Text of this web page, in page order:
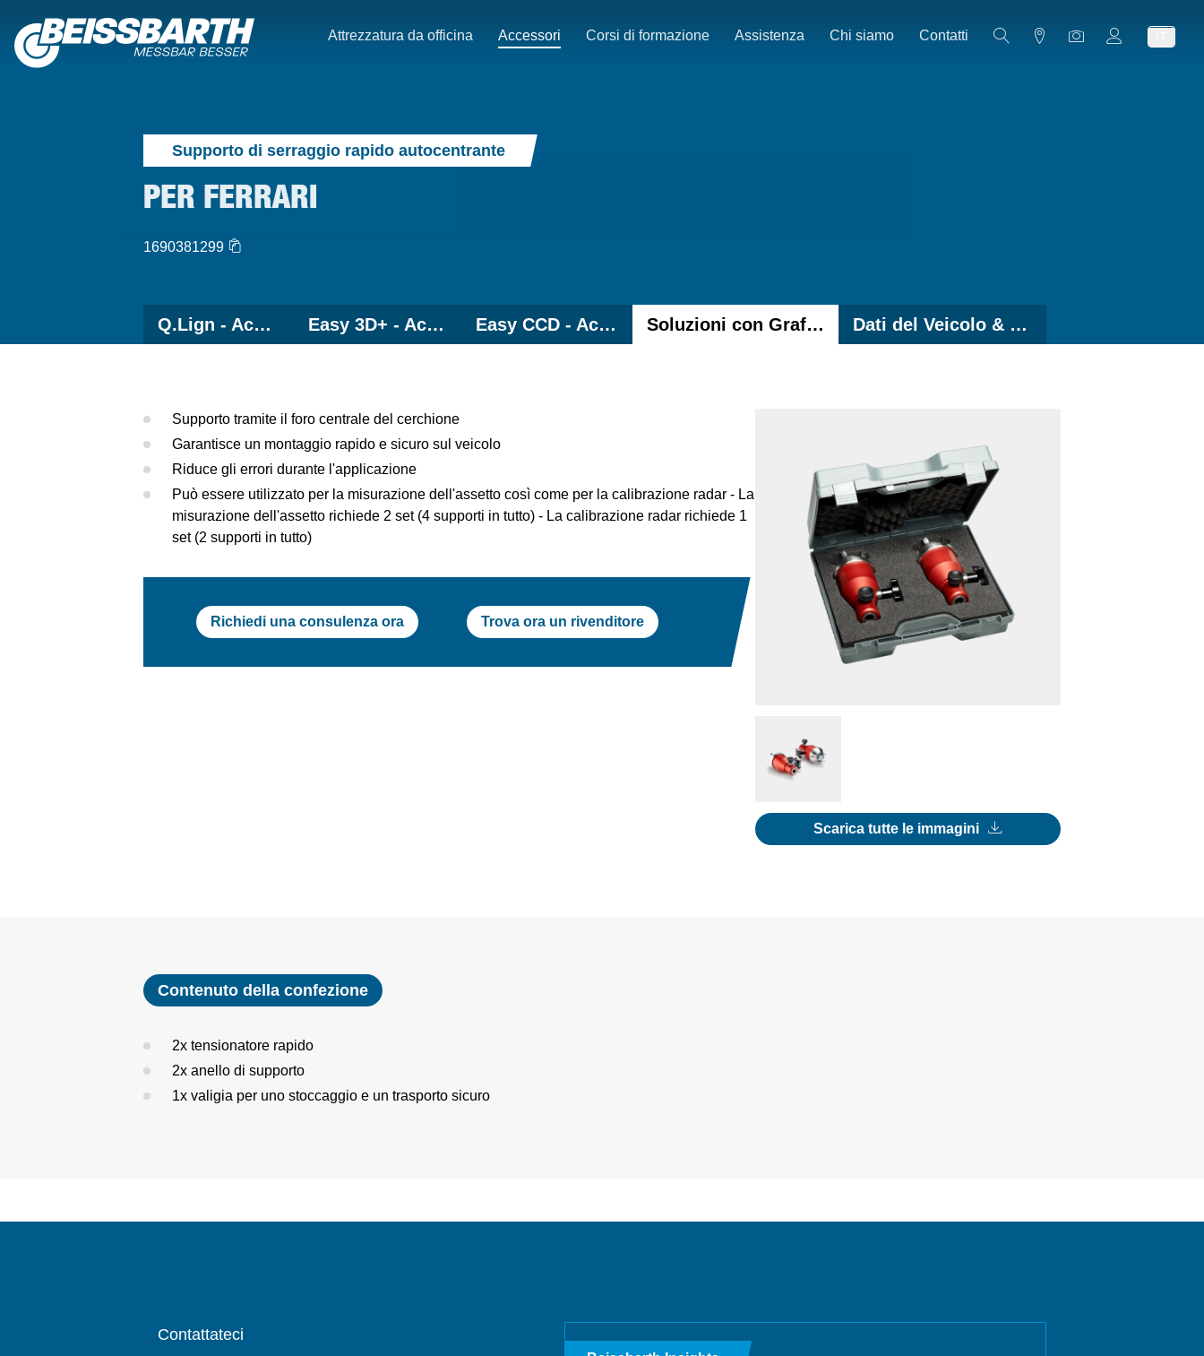
Attrezzatura da officina Accessori Corsi di formazione Assistenza Chi siamo Contatti
Supporto di serraggio rapido autocentrante
PER FERRARI
1690381299
Q.Lign - Accessori Easy 3D+ - Accessori Easy CCD - Accessori Soluzioni con Graffe Ruota Dati del Veicolo & Software
Supporto tramite il foro centrale del cerchione
Garantisce un montaggio rapido e sicuro sul veicolo
Riduce gli errori durante l'applicazione
Può essere utilizzato per la misurazione dell'assetto così come per la calibrazione radar - La
misurazione dell'assetto richiede 2 set (4 supporti in tutto) - La calibrazione radar richiede 1
set (2 supporti in tutto)
Richiedi una consulenza ora Trova ora un rivenditore
Scarica tutte le immagini
Contenuto della confezione
2x tensionatore rapido
2x anello di supporto
1x valigia per uno stoccaggio e un trasporto sicuro
Contattateci